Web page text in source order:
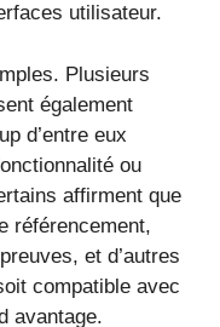
utilisateur.
Plusieurs
également
d’entre eux
ou
affirment que
référencement,
et d’autres
compatible avec
avantage.